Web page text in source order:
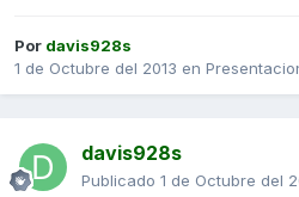
Por davis928s
1 de Octubre del 2013 en
davis928s
Publicado 1 de Octubre del